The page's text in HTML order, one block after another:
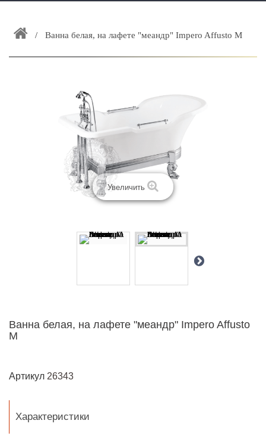
ЗАКАЗАТЬ РАСЧЕТ КУХНИ CAPRIGO
+
ИНТЕРЬЕРНАЯ МЕБЕЛЬ
ДОСТАВКА И ВОЗВРАТ
Ванна белая, на лафете "меандр" Impero Affusto M
Увеличить
Ванна белая, на лафете "меандр" Impero Affusto
M
Артикул 26343
Характеристики